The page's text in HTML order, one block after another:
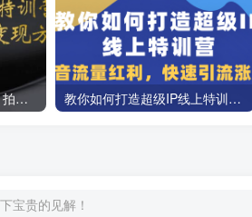
0基础短视频创作特训营：拍摄+剪辑+创作+变现方法 教你如何打造超级IP线上特训营，抖音流量红利新机遇